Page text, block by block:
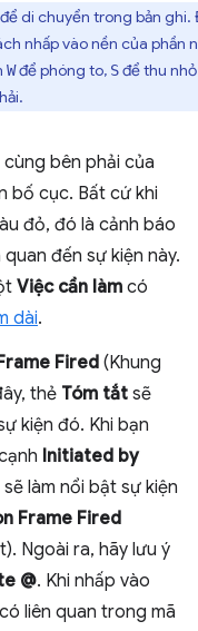
để di chuyển trong bản ghi.
nhấp vào nền của phần
Wđể phóng to, Sđể thu
bên phải của
bố cục. Bất cứ khi
đỏ, đó là cảnh báo
đến sự kiện này.
Việc cần làm có
dài.
Fired (Khung
thẻ Tóm tắt sẽ
kiện đó. Khi bạn
Initiated by
làm nổi bật sự kiện
Frame Fired
Ngoài ra, hãy lưu ý
@. Khi nhấp vào
liên quan trong mã